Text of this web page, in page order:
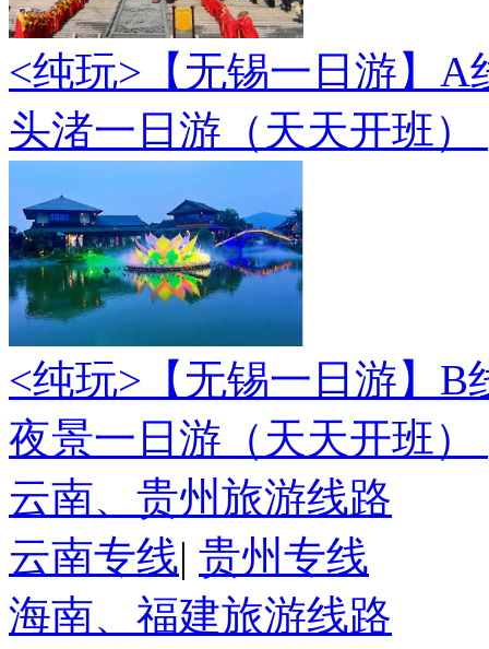
<纯玩> 【无锡一日游】
头渚一日游（天天开班）
<纯玩> 【无锡一日游】
夜景一日游（天天开班）
云南、贵州旅游线路
云南专线| 贵州专线
海南、福建旅游线路